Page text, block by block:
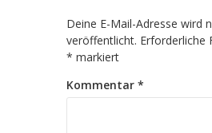
Deine E-Mail-Adresse wird
veröffentlicht. Erforderliche
* markiert
Kommentar *